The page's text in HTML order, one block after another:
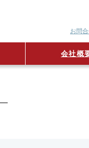
お問
会社概